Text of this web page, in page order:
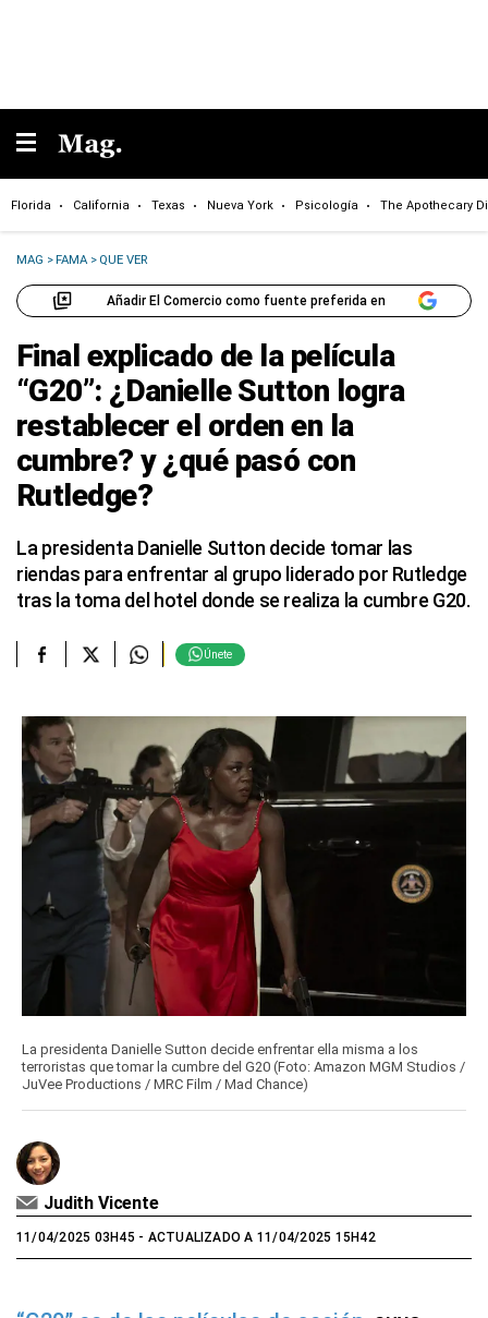
Florida California Texas Nueva York Psicología The Apothecary
MAG >FAMA > QUE VER
Añadir El Comercio como fuente preferida en
Final explicado de la película
“G20”: ¿Danielle Sutton logra
restablecer el orden en la
cumbre? y ¿qué pasó con
Rutledge?
La presidenta Danielle Sutton decide tomar las
riendas para enfrentar al grupo liderado por Rutledge
tras la toma del hotel donde se realiza la cumbre G20.
Únete
La presidenta Danielle Sutton decide enfrentar ella misma a los
terroristas que tomar la cumbre del G20 (Foto: Amazon MGM Studios /
JuVee Productions / MRC Film / Mad Chance)
Judith Vicente
11/04/2025 03H45 - ACTUALIZADO A 11/04/2025 15H42